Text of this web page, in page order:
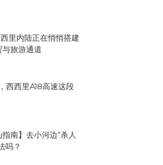
里内陆正在悄悄搭建
旅游通道
西西里A18高速这段
指南】去小河边“杀人
吗？